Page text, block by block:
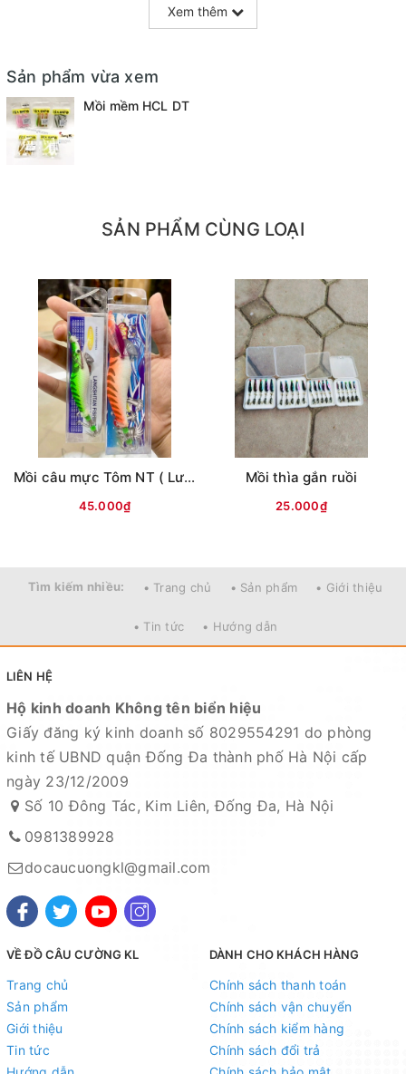
Mọi thắc mắc liên hệ SĐT
: 098.138.9928 - 098.902.9066 - 090.565.6668 -
091.258.3939
để được giải đáp.
CAM KẾT CỦA CỬA HÀNG CHÚNG TÔI
đặt mua của khách hàng
Ảnh sản phẩm là cửa hàng 100% tự tay chụp nên mọi
thông tin và ảnh đều phù hợp với sản phẩm thực tế
Nếu sản phẩm bị lỗi hoặc xảy ra sự cố trong quá trình
vận chuyển, sử dụng. Chúng tôi sẽ hỗ trợ ngay cho quý
khách hàng và sẽ chịu trách nhiệm hoàn toàn để phục
vụ khách hàng tốt nhất
Xem thêm
Sản phẩm vừa xem
Mồi mềm HCL DT
SẢN PHẨM CÙNG LOẠI
Mồi câu mực Tôm NT ( Lưng vằn )
45.000₫
Mồi thìa gắn ruồi
25.000₫
Tìm kiếm nhiều: • Trang chủ • Sản phẩm • Giới thiệu
• Tin tức • Hướng dẫn
LIÊN HỆ
Hộ kinh doanh Không tên biển hiệu
Giấy đăng ký kinh doanh số 8029554291 do phòng
kinh tế UBND quận Đống Đa thành phố Hà Nội cấp
ngày 23/12/2009
Số 10 Đông Tác, Kim Liên, Đống Đa, Hà Nội
0981389928
docaucuongkl@gmail.com
VỀ ĐỒ CÂU CƯỜNG KL
Trang chủ
Sản phẩm
Giới thiệu
Tin tức
DÀNH CHO KHÁCH HÀNG
Chính sách thanh toán
Chính sách vận chuyển
Chính sách kiểm hàng
Chính sách đổi trả